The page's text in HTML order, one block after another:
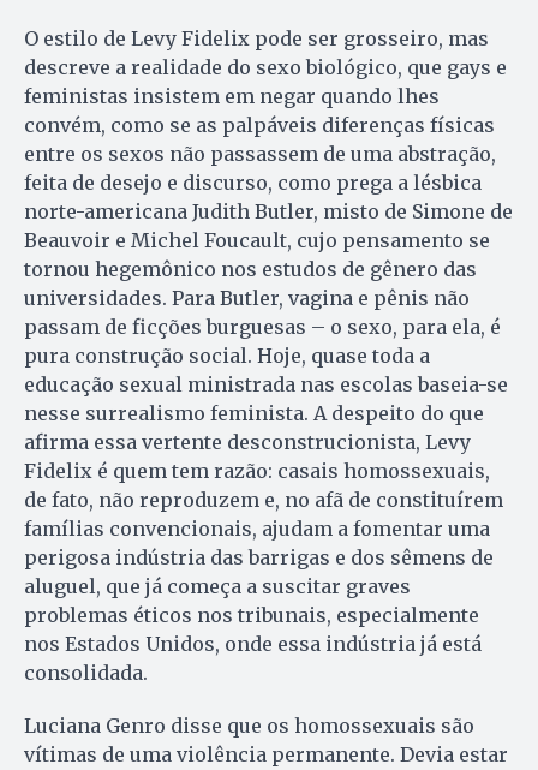
O estilo de Levy Fidelix pode ser grosseiro, mas
descreve a realidade do sexo biológico, que gays e
feministas insistem em negar quando lhes
convém, como se as palpáveis diferenças físicas
entre os sexos não passassem de uma abstração,
feita de desejo e discurso, como prega a lésbica
norte-americana Judith Butler, misto de Simone de
Beauvoir e Michel Foucault, cujo pensamento se
tornou hegemônico nos estudos de gênero das
universidades. Para Butler, vagina e pênis não
passam de ficções burguesas – o sexo, para ela, é
pura construção social. Hoje, quase toda a
educação sexual ministrada nas escolas baseia-se
nesse surrealismo feminista. A despeito do que
afirma essa vertente desconstrucionista, Levy
Fidelix é quem tem razão: casais homossexuais,
de fato, não reproduzem e, no afã de constituírem
famílias convencionais, ajudam a fomentar uma
perigosa indústria das barrigas e dos sêmens de
aluguel, que já começa a suscitar graves
problemas éticos nos tribunais, especialmente
nos Estados Unidos, onde essa indústria já está
consolidada.
Luciana Genro disse que os homossexuais são
vítimas de uma violência permanente. Devia estar